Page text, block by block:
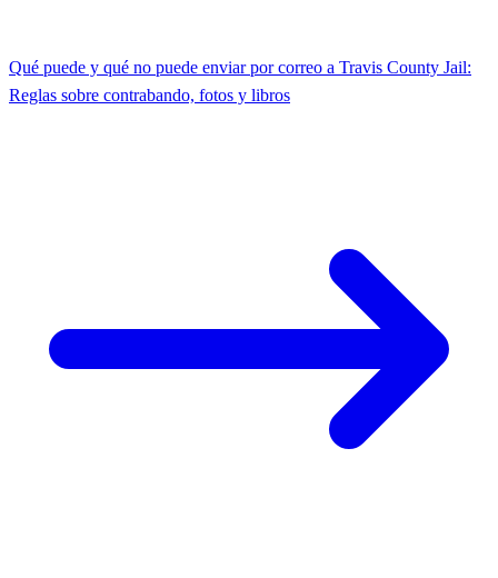
Qué puede y qué no puede enviar por correo a Travis County Jail:
Reglas sobre contrabando, fotos y libros